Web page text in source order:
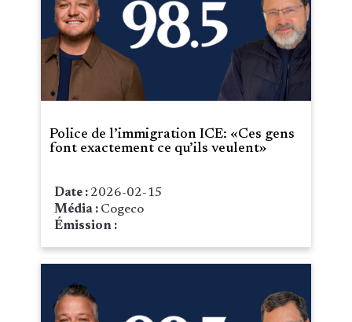
Police de l’immigration ICE: «Ces gens
font exactement ce qu’ils veulent»
Date : 2026-02-15
Média : Cogeco
Émission :